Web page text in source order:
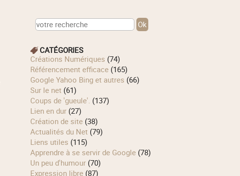
CATÉGORIES
Créations Numériques (74)
Référencement efficace(165)
Google Yahoo Bing et autres (66)
Sur le net(61)
Coups de 'gueule'. (137)
Lien en dur(27)
Création de site(38)
Actualités du Net(79)
Liens utiles (115)
Apprendre à se servir de Google(78)
Un peu d'humour(70)
Expression libre(87)